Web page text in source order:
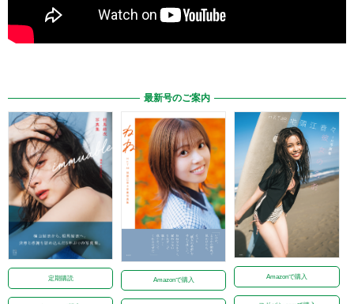
最新号のご案内
定期購読 Amazonで購入
Amazonで購入